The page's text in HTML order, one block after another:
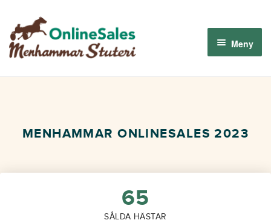
Hoppa
till
navigering
Hoppa
till
innehåll
Meny
MENHAMMAR ONLINESALES 2023
65
SÅLDA HÄSTAR